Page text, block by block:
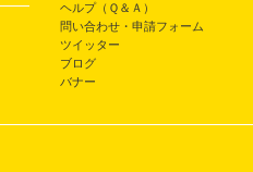
ヘルプ（Ｑ＆Ａ）
問い合わせ・申請フォーム
ツイッター
ブログ
バナー